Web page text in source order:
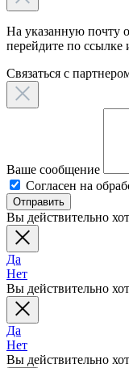
На указанную почту
перейдите по ссылке
Связаться c
Ваше сообщение
Согласен на
Отправить
Вы действительно
Да
Нет
Вы действительно
Да
Нет
Вы действительно